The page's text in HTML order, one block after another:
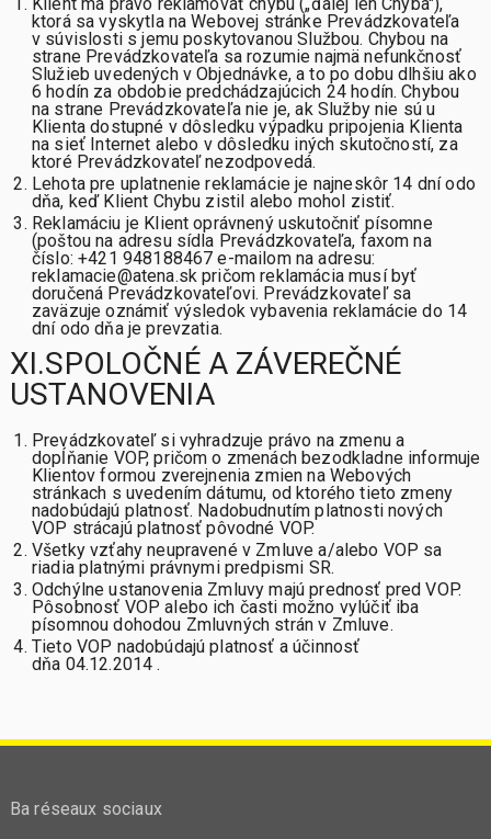
ktorá sa vyskytla na Webovej stránke Prevádzkovateľa
v súvislosti s jemu poskytovanou Službou. Chybou na
strane Prevádzkovateľa sa rozumie najmä nefunkčnosť
Služieb uvedených v Objednávke, a to po dobu dlhšiu ako
6 hodín za obdobie predchádzajúcich 24 hodín. Chybou
na strane Prevádzkovateľa nie je, ak Služby nie sú u
Klienta dostupné v dôsledku výpadku pripojenia Klienta
na sieť Internet alebo v dôsledku iných skutočností, za
ktoré Prevádzkovateľ nezodpovedá.
Lehota pre uplatnenie reklamácie je najneskôr 14 dní odo
dňa, keď Klient Chybu zistil alebo mohol zistiť.
Reklamáciu je Klient oprávnený uskutočniť písomne
(poštou na adresu sídla Prevádzkovateľa, faxom na
číslo: +421 948188467 e-mailom na adresu:
reklamacie@atena.sk pričom reklamácia musí byť
doručená Prevádzkovateľovi. Prevádzkovateľ sa
zaväzuje oznámiť výsledok vybavenia reklamácie do 14
dní odo dňa je prevzatia.
XI.SPOLOČNÉ A ZÁVEREČNÉ
USTANOVENIA
Prevádzkovateľ si vyhradzuje právo na zmenu a
dopĺňanie VOP, pričom o zmenách bezodkladne informuje
Klientov formou zverejnenia zmien na Webových
stránkach s uvedením dátumu, od ktorého tieto zmeny
nadobúdajú platnosť. Nadobudnutím platnosti nových
VOP strácajú platnosť pôvodné VOP.
Všetky vzťahy neupravené v Zmluve a/alebo VOP sa
riadia platnými právnymi predpismi SR.
Odchýlne ustanovenia Zmluvy majú prednosť pred VOP.
Pôsobnosť VOP alebo ich časti možno vylúčiť iba
písomnou dohodou Zmluvných strán v Zmluve.
Tieto VOP nadobúdajú platnosť a účinnosť
dňa 04.12.2014 .
Ba réseaux sociaux